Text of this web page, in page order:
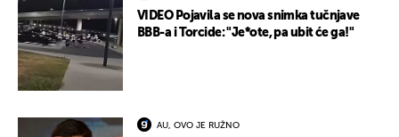
VIDEO Pojavila se nova snimka tučnjave
BBB-a i Torcide: "Je*ote, pa ubit će ga!"
AU, OVO JE RUŽNO